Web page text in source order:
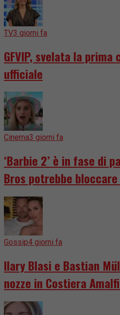
TV3 giorni fa
GFVIP, svelata la
ufficiale
Cinema3 giorni fa
‘Barbie 2’ è in fase di
Bros potrebbe
Gossip4 giorni fa
Ilary Blasi e Bastian
nozze in Costiera